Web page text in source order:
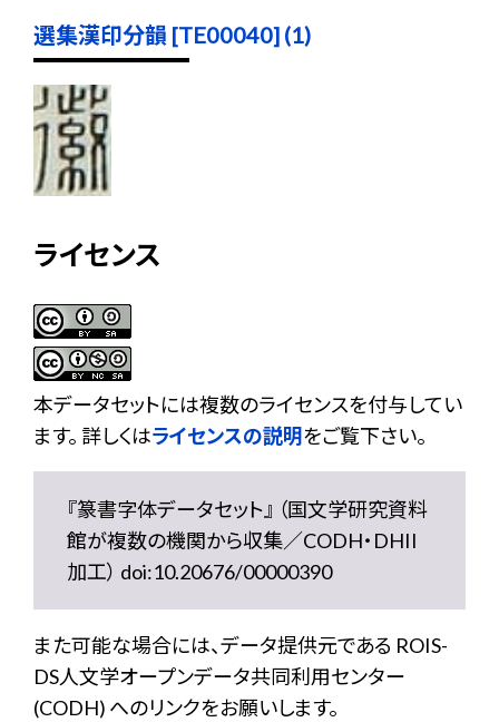
選集漢印分韻 [TE00040] (1)
ライセンス
本データセットには複数のライセンスを付与してい
ます。 詳しくはライセンスの説明をご覧下さい。
『篆書字体データセット』 （国文学研究資料
館が複数の機関から収集／CODH・DHII
加工） doi:10.20676/00000390
また可能な場合には、データ提供元である ROIS-
DS人文学オープンデータ共同利用センター
(CODH) へのリンクをお願いします。